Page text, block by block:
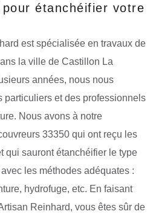
étanchéifier votre
est spécialisée en travaux de
la ville de Castillon La
années, nous nous
particuliers et des professionnels
Nous avons à notre
33350 qui ont reçu les
qui sauront étanchéifier le type
les méthodes adéquates :
hydrofuge, etc. En faisant
Reinhard, vous êtes sûr de